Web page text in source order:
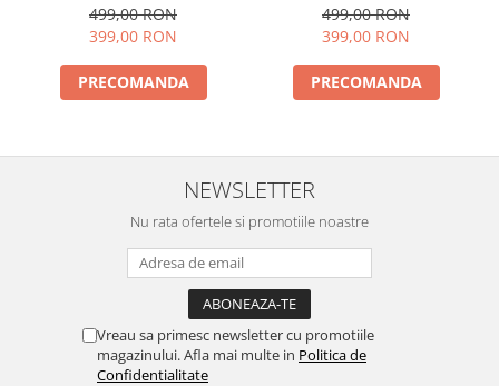
ROM, 140 mAh, IP68,
Design usor, Ideale pentru
liber
499,00 RON
399,00 RON
PRECOMANDA
ROM, 140 mAh, IP68,
Design usor, Ideale pentru
liber
499,00 RON
399,00 RON
PRECOMANDA
NEWSLETTER
Nu rata ofertele si promotiile noastre
Vreau sa primesc newsletter cu promotiile
magazinului. Afla mai multe in Politica de
Confidentialitate